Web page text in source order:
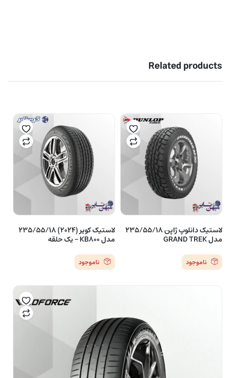
Related products
لاستیک دانلوپ ژاپن 235/55/18
مدل GRAND TREK
ناموجود
لاستیک کویر (2024) 235/55/18
مدل KB800 – یک حلقه
ناموجود